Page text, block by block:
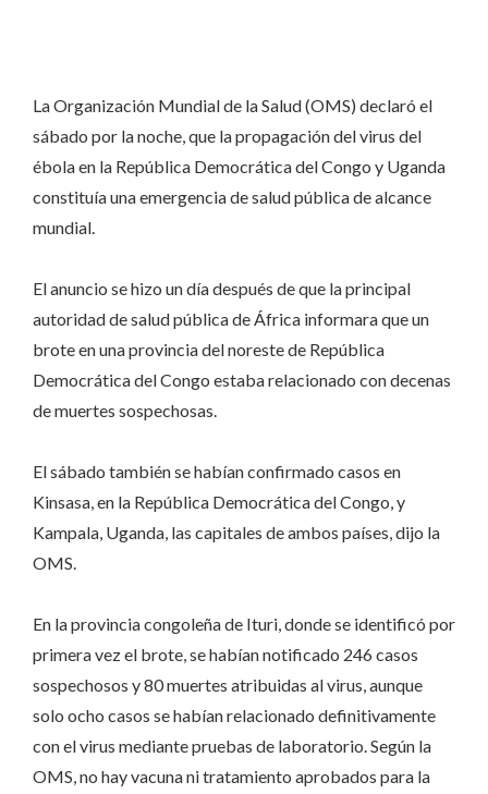
La Organización Mundial de la Salud (OMS) declaró el
sábado por la noche, que la propagación del virus del
ébola en la República Democrática del Congo y Uganda
constituía una emergencia de salud pública de alcance
mundial.
El anuncio se hizo un día después de que la principal
autoridad de salud pública de África informara que un
broteen una provincia del noreste de República
Democrática del Congo estaba relacionado con decenas
de muertes sospechosas.
El sábado también se habían confirmado casos en
Kinsasa, en la República Democrática del Congo, y
Kampala, Uganda, las capitales de ambos países, dijo la
OMS.
En la provincia congoleña de Ituri, donde se identificó por
primera vez el brote, se habían notificado 246 casos
sospechosos y 80 muertes atribuidas al virus, aunque
solo ocho casos se habían relacionado definitivamente
con el virus mediante pruebas de laboratorio. Según la
OMS, no hay vacuna ni tratamiento aprobados para la